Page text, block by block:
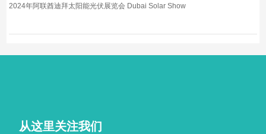
2024年阿联酋迪拜太阳能光伏展览会 Dubai Solar Show
从这里关注我们